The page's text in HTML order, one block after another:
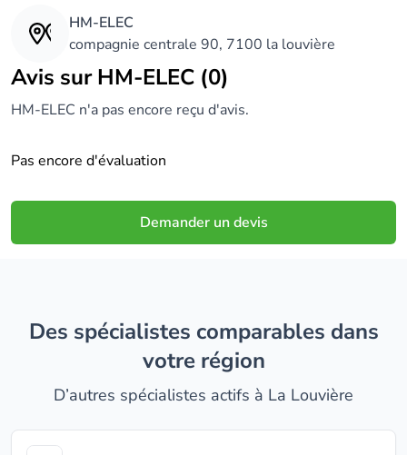
HM-ELEC
compagnie centrale 90, 7100 la louvière
Avis sur HM-ELEC (0)
HM-ELEC n'a pas encore reçu d'avis.
Pas encore d'évaluation
Demander un devis
Des spécialistes comparables dans
votre région
D’autres spécialistes actifs à La Louvière